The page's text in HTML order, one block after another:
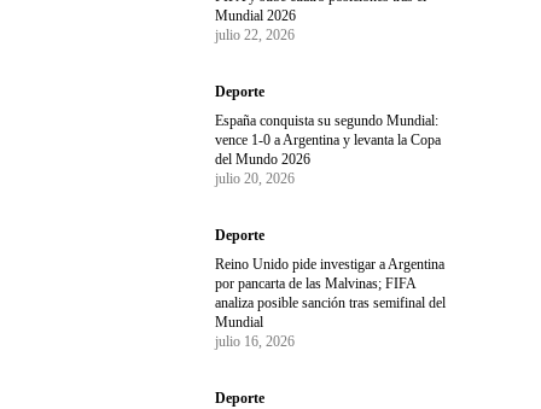
Mundial 2026
julio 22, 2026
Deporte
España conquista su segundo Mundial:
vence 1-0 a Argentina y levanta la Copa
del Mundo 2026
julio 20, 2026
Deporte
Reino Unido pide investigar a Argentina
por pancarta de las Malvinas; FIFA
analiza posible sanción tras semifinal del
Mundial
julio 16, 2026
Deporte